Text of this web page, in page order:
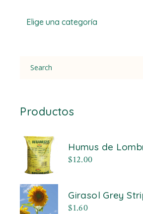
Elige una categoría
for:
Productos
Humus de
$12.00
Girasol Grey
$1.60